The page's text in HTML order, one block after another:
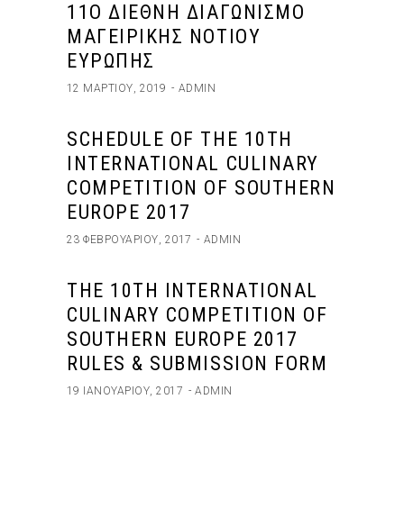
11Ο ΔΙΕΘΝΉ ΔΙΑΓΩΝΙΣΜΌ
ΜΑΓΕΙΡΙΚΉΣ ΝΟΤΊΟΥ
ΕΥΡΏΠΗΣ
12 ΜΑΡΤΊΟΥ, 2019 ADMIN
SCHEDULE OF THE 10TH
INTERNATIONAL CULINARY
COMPETITION OF SOUTHERN
EUROPE 2017
23 ΦΕΒΡΟΥΑΡΊΟΥ, 2017 ADMIN
THE 10TH INTERNATIONAL
CULINARY COMPETITION OF
SOUTHERN EUROPE 2017
RULES & SUBMISSION FORM
19 ΙΑΝΟΥΑΡΊΟΥ, 2017 ADMIN